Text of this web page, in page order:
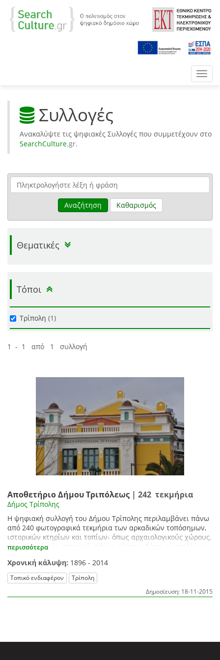
Συλλογές
Ανακαλύψτε τις ψηφιακές Συλλογές που συμμετέχουν στο
SearchCulture.gr.
Αναζήτηση Καθαρισμός
Θεματικές
Τόποι
Τρίπολη (1)
1 - 1 από 1 συλλογή
Αποθετήριο Δήμου Τριπόλεως | 242 τεκμήρια
Δήμος Τρίπολης
Η ψηφιακή συλλογή του Δήμου Τρίπολης περιλαμβάνει πάνω
από 240 φωτογραφικά τεκμήρια των αρκαδικών τοπόσημων,
ιστορικών κτηρίων και τοπίων- όπως αρχαιολογικούς χώρους,
μουσεία, ναούς, ιστορικά κτήρια, κάστρα, δάση και σπήλαια.
περισσότερα
Χρονική κάλυψη: 1896 - 2014
Τοπικό ενδιαφέρον Τρίπολη
Δημοσίευση: 18-11-2015